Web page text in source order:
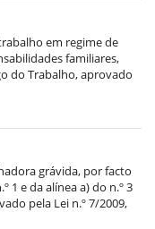
em regime de
familiares,
do Trabalho, aprovado
grávida, por facto
1 e da alínea a) do n.º 3
pela Lei n.º 7/2009,